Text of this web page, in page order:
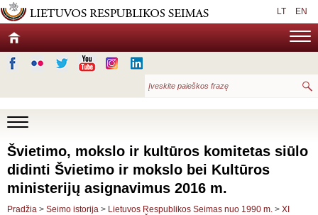
LT EN
Švietimo, mokslo ir kultūros komitetas siūlo
didinti Švietimo ir mokslo bei Kultūros
ministerijų asignavimus 2016 m.
Pradžia > Seimo istorija > Lietuvos Respublikos Seimas nuo 1990 m. > XI